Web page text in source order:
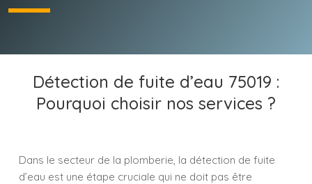
Détection de fuite d’eau 75019 :
Pourquoi choisir nos services ?
Dans le secteur de la plomberie, la détection de fuite
d’eau est une étape cruciale qui ne doit pas être